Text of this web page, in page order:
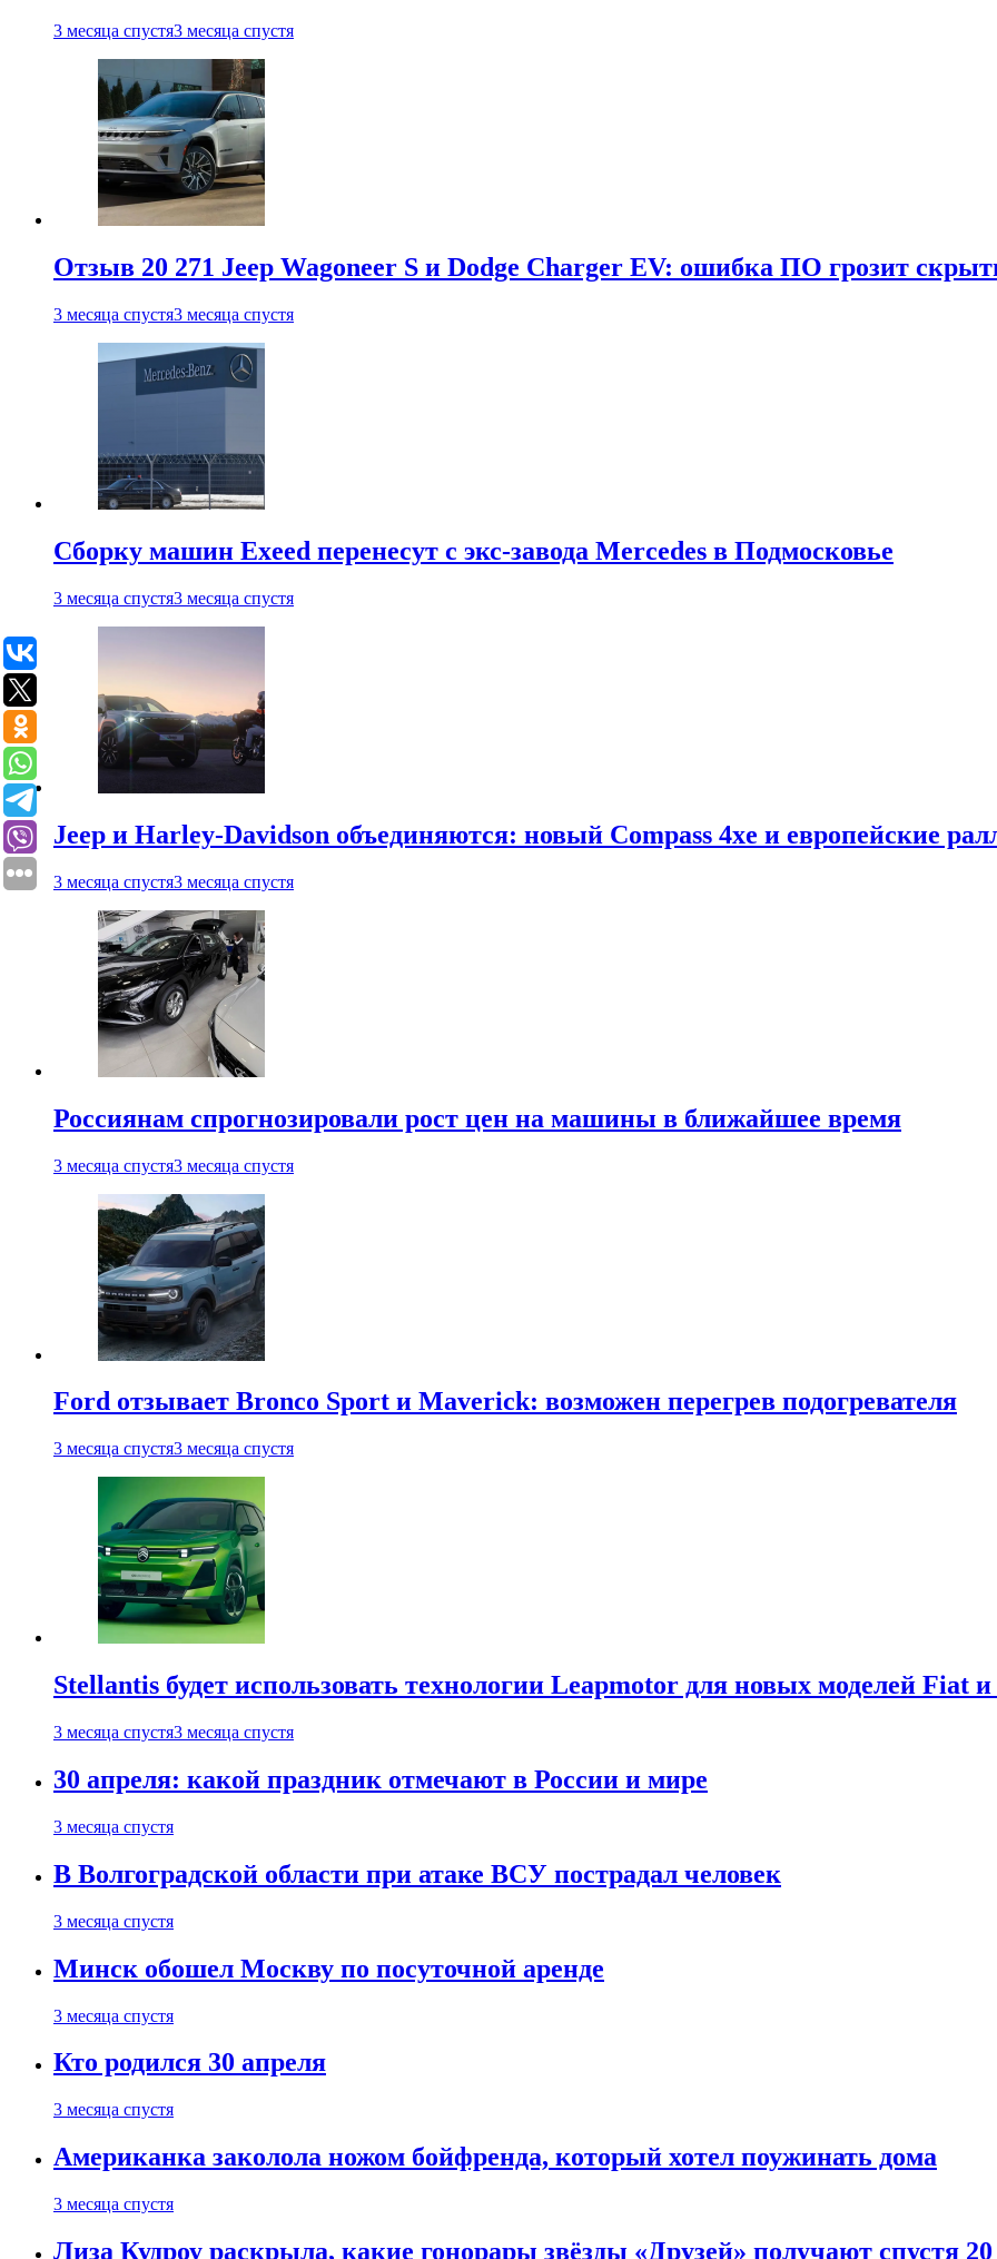
3 месяца спустя3 месяца спустя
Отзыв 20 271 Jeep Wagoneer S и Dodge Charger EV: ошибка ПО грозит
3 месяца спустя3 месяца спустя
Сборку машин Exeed перенесут с экс-завода Mercedes в Подмосковье
3 месяца спустя3 месяца спустя
Jeep и Harley-Davidson объединяются: новый Compass 4xe и европейские
3 месяца спустя3 месяца спустя
Россиянам спрогнозировали рост цен на машины в ближайшее время
3 месяца спустя3 месяца спустя
Ford отзывает Bronco Sport и Maverick: возможен перегрев подогревателя
3 месяца спустя3 месяца спустя
Stellantis будет использовать технологии Leapmotor для новых моделей Fiat
3 месяца спустя3 месяца спустя
30 апреля: какой праздник отмечают в России и мире
3 месяца спустя
В Волгоградской области при атаке ВСУ пострадал человек
3 месяца спустя
Минск обошел Москву по посуточной аренде
3 месяца спустя
Кто родился 30 апреля
3 месяца спустя
Американка заколола ножом бойфренда, который хотел поужинать дома
3 месяца спустя
Лиза Кудроу раскрыла, какие гонорары звёзды «Друзей» получают спустя